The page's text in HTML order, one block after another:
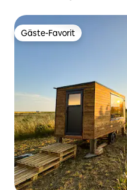
Gäste-Favorit
Gäste-Favorit